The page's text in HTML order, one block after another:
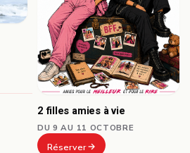
2 filles amies à vie
DU 9 AU 11 OCTOBRE
Réserver